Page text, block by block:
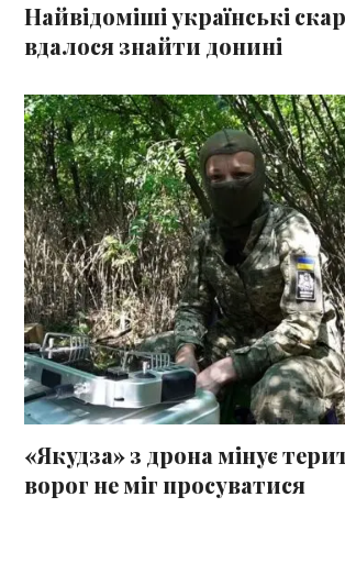
Найвідоміші українські
вдалося знайти донині
«Якудза» з дрона мінує
ворог не міг просуватися